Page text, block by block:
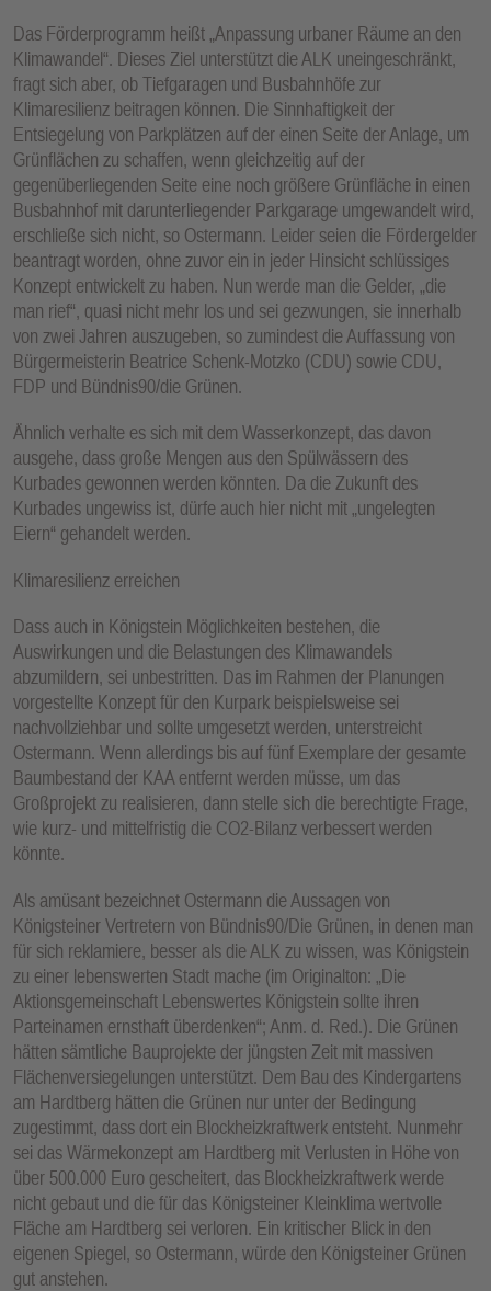
Das Förderprogramm heißt „Anpassung urbaner Räume an den
Klimawandel“. Dieses Ziel unterstützt die ALK uneingeschränkt,
fragt sich aber, ob Tiefgaragen und Busbahnhöfe zur
Klimaresilienz beitragen können. Die Sinnhaftigkeit der
Entsiegelung von Parkplätzen auf der einen Seite der Anlage, um
Grünflächen zu schaffen, wenn gleichzeitig auf der
gegenüberliegenden Seite eine noch größere Grünfläche in einen
Busbahnhof mit darunterliegender Parkgarage umgewandelt wird,
erschließe sich nicht, so Ostermann. Leider seien die Fördergelder
beantragt worden, ohne zuvor ein in jeder Hinsicht schlüssiges
Konzept entwickelt zu haben. Nun werde man die Gelder, „die
man rief“, quasi nicht mehr los und sei gezwungen, sie innerhalb
von zwei Jahren auszugeben, so zumindest die Auffassung von
Bürgermeisterin Beatrice Schenk-Motzko (CDU) sowie CDU,
FDP und Bündnis90/die Grünen.
Ähnlich verhalte es sich mit dem Wasserkonzept, das davon
ausgehe, dass große Mengen aus den Spülwässern des
Kurbades gewonnen werden könnten. Da die Zukunft des
Kurbades ungewiss ist, dürfe auch hier nicht mit „ungelegten
Eiern“ gehandelt werden.
Klimaresilienz erreichen
Dass auch in Königstein Möglichkeiten bestehen, die
Auswirkungen und die Belastungen des Klimawandels
abzumildern, sei unbestritten. Das im Rahmen der Planungen
vorgestellte Konzept für den Kurpark beispielsweise sei
nachvollziehbar und sollte umgesetzt werden, unterstreicht
Ostermann. Wenn allerdings bis auf fünf Exemplare der gesamte
Baumbestand der KAA entfernt werden müsse, um das
Großprojekt zu realisieren, dann stelle sich die berechtigte Frage,
wie kurz- und mittelfristig die CO2-Bilanz verbessert werden
könnte.
Als amüsant bezeichnet Ostermann die Aussagen von
Königsteiner Vertretern von Bündnis90/Die Grünen, in denen man
für sich reklamiere, besser als die ALK zu wissen, was Königstein
zu einer lebenswerten Stadt mache (im Originalton: „Die
Aktionsgemeinschaft Lebenswertes Königstein sollte ihren
Parteinamen ernsthaft überdenken“; Anm. d. Red.). Die Grünen
hätten sämtliche Bauprojekte der jüngsten Zeit mit massiven
Flächenversiegelungen unterstützt. Dem Bau des Kindergartens
am Hardtberg hätten die Grünen nur unter der Bedingung
zugestimmt, dass dort ein Blockheizkraftwerk entsteht. Nunmehr
sei das Wärmekonzept am Hardtberg mit Verlusten in Höhe von
über 500.000 Euro gescheitert, das Blockheizkraftwerk werde
nicht gebaut und die für das Königsteiner Kleinklima wertvolle
Fläche am Hardtberg sei verloren. Ein kritischer Blick in den
eigenen Spiegel, so Ostermann, würde den Königsteiner Grünen
gut anstehen.